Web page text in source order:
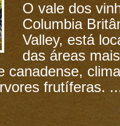
O vale dos
Columbia
Valley, está
das áreas
canadense,
frutíferas.